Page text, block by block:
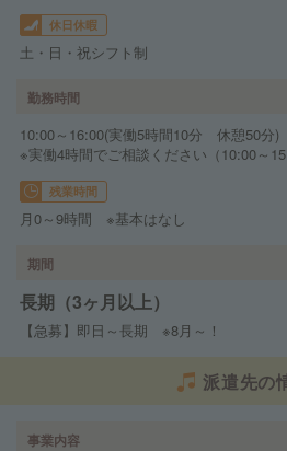
休日休暇
土・日・祝シフト制
勤務時間
10:00～16:00(実働5時間10分 休憩50分)
※実働4時間でご相談ください（10:00～
残業時間
月0～9時間 ※基本はなし
期間
長期（3ヶ月以上）
【急募】即日～長期 ※8月～！
派遣先の
事業内容